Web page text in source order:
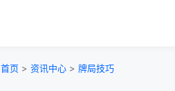
首页 > 资讯中心 > 牌局技巧